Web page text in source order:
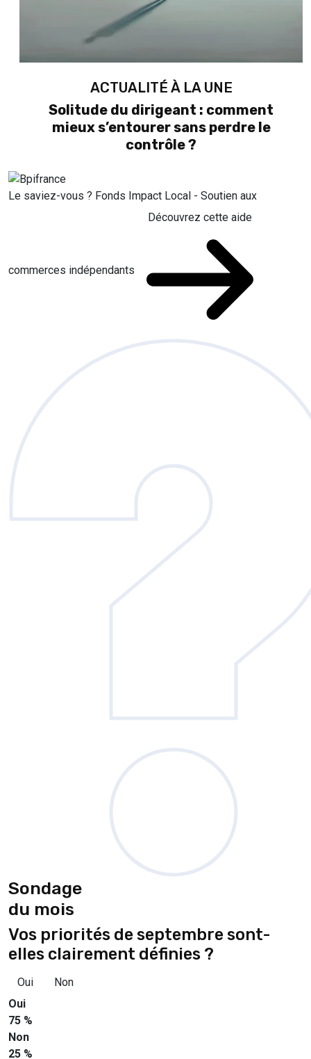
ACTUALITÉ À LA UNE
Solitude du dirigeant : comment
mieux s’entourer sans perdre le
contrôle ?
Le saviez-vous ? Fonds Impact Local - Soutien aux
commerces indépendants
Découvrez cette aide
Sondage
du mois
Vos priorités de septembre sont-
elles clairement définies ?
Oui
Non
Oui
75 %
Non
25 %